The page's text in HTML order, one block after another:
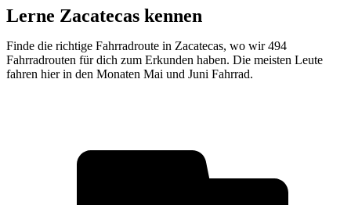
Lerne Zacatecas kennen
Finde die richtige Fahrradroute in Zacatecas, wo wir 494
Fahrradrouten für dich zum Erkunden haben. Die meisten Leute
fahren hier in den Monaten Mai und Juni Fahrrad.